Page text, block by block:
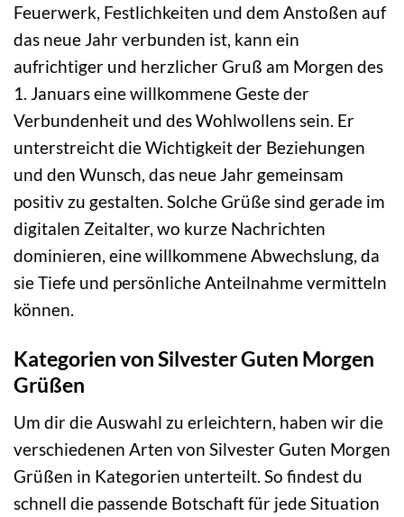
Feuerwerk, Festlichkeiten und dem Anstoßen auf
das neue Jahr verbunden ist, kann ein
aufrichtiger und herzlicher Gruß am Morgen des
1. Januars eine willkommene Geste der
Verbundenheit und des Wohlwollens sein. Er
unterstreicht die Wichtigkeit der Beziehungen
und den Wunsch, das neue Jahr gemeinsam
positiv zu gestalten. Solche Grüße sind gerade im
digitalen Zeitalter, wo kurze Nachrichten
dominieren, eine willkommene Abwechslung, da
sie Tiefe und persönliche Anteilnahme vermitteln
können.
Kategorien von Silvester Guten Morgen
Grüßen
Um dir die Auswahl zu erleichtern, haben wir die
verschiedenen Arten von Silvester Guten Morgen
Grüßen in Kategorien unterteilt. So findest du
schnell die passende Botschaft für jede Situation